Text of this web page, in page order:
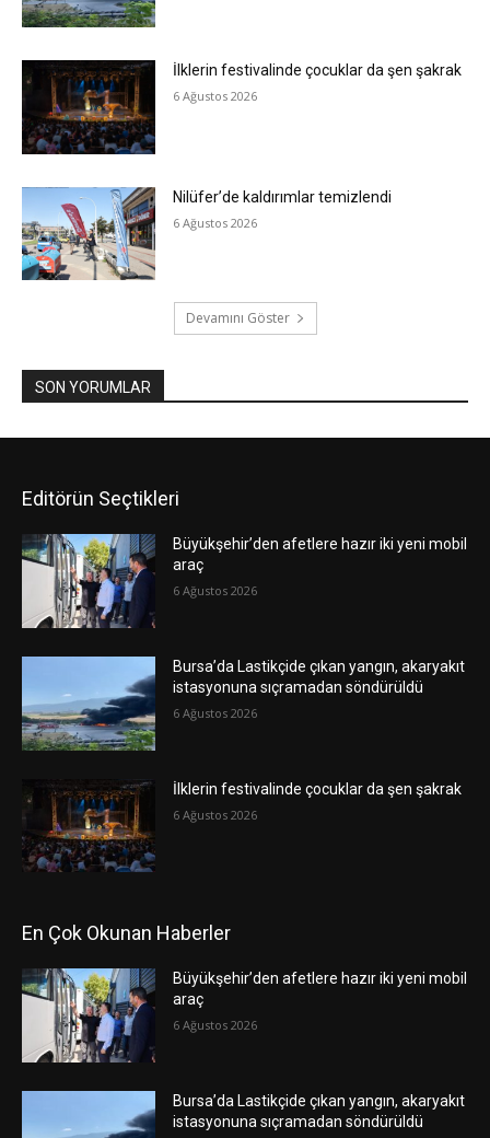
İlklerin festivalinde çocuklar da şen şakrak
6 Ağustos 2026
Nilüfer’de kaldırımlar temizlendi
6 Ağustos 2026
Devamını Göster
SON YORUMLAR
Editörün Seçtikleri
Büyükşehir’den afetlere hazır iki yeni mobil
araç
6 Ağustos 2026
Bursa’da Lastikçide çıkan yangın, akaryakıt
istasyonuna sıçramadan söndürüldü
6 Ağustos 2026
İlklerin festivalinde çocuklar da şen şakrak
6 Ağustos 2026
En Çok Okunan Haberler
Büyükşehir’den afetlere hazır iki yeni mobil
araç
6 Ağustos 2026
Bursa’da Lastikçide çıkan yangın, akaryakıt
istasyonuna sıçramadan söndürüldü